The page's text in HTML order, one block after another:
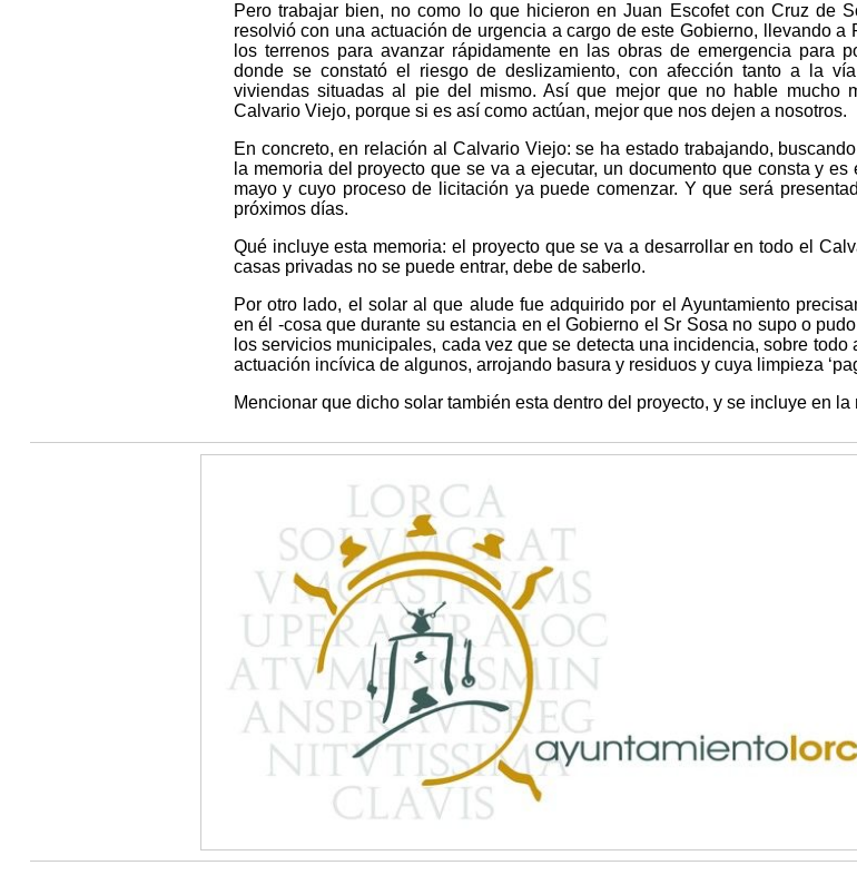
Pero trabajar bien, no como lo que hicieron en Juan Escofet con Cruz de
resolvió con una actuación de urgencia a cargo de este Gobierno, llevando a
los terrenos para avanzar rápidamente en las obras de emergencia para
donde se constató el riesgo de deslizamiento, con afección tanto a la
viviendas situadas al pie del mismo. Así que mejor que no hable mucho
Calvario Viejo, porque si es así como actúan, mejor que nos dejen a nosotros.
En concreto, en relación al Calvario Viejo: se ha estado trabajando,
la memoria del proyecto que se va a ejecutar, un documento que consta y
mayo y cuyo proceso de licitación ya puede comenzar. Y que será
próximos días.
Qué incluye esta memoria: el proyecto que se va a desarrollar en todo el
casas privadas no se puede entrar, debe de saberlo.
Por otro lado, el solar al que alude fue adquirido por el Ayuntamiento
en él -cosa que durante su estancia en el Gobierno el Sr Sosa no supo o
los servicios municipales, cada vez que se detecta una incidencia, sobre todo
actuación incívica de algunos, arrojando basura y residuos y cuya limpieza
Mencionar que dicho solar también esta dentro del proyecto, y se incluye en